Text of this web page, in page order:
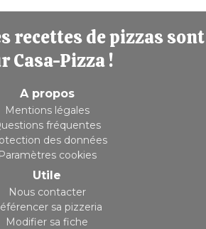
recettes de pizzas sont
Casa-Pizza !
A propos
Mentions légales
fréquentes
des données
Paramètres cookies
Utile
Nous contacter
sa pizzeria
Modifier sa fiche